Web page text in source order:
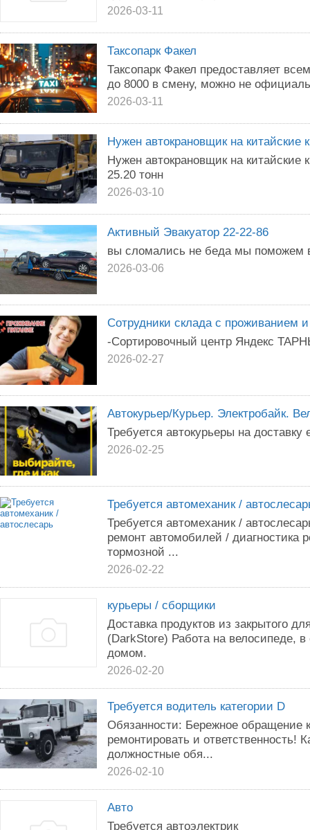
2026-03-11
Таксопарк Факел
Таксопарк Факел предоставляет
до 8000 в смену, можно не
2026-03-11
Нужен автокрановщик на китайские
Нужен автокрановщик на китайские
25.20 тонн
2026-03-10
Активный Эвакуатор 22-22-86
вы сломались не беда мы поможем
2026-03-06
Сотрудники склада с проживанием
-Сортировочный центр Яндекс
2026-02-27
Автокурьер/Курьер. Электробайк.
Требуется автокурьеры на
2026-02-25
Требуется автомеханик /
Требуется автомеханик /
ремонт автомобилей / диагностика
тормозной ...
2026-02-22
курьеры / сборщики
Доставка продуктов из закрытого
(DarkStore) Работа на велосипеде,
домом.
2026-02-20
Требуется водитель категории D
Обязанности: Бережное обращение
ремонтировать и ответственность!
должностные обя...
2026-02-10
Авто
Требуется автоэлектрик